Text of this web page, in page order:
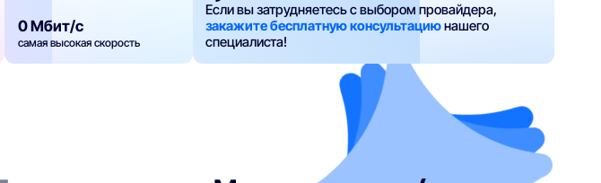
0 Мбит/с
самая высокая скорость
Если вы затрудняетесь с выбором провайдера,
закажите бесплатную консультациюнашего
специалиста!